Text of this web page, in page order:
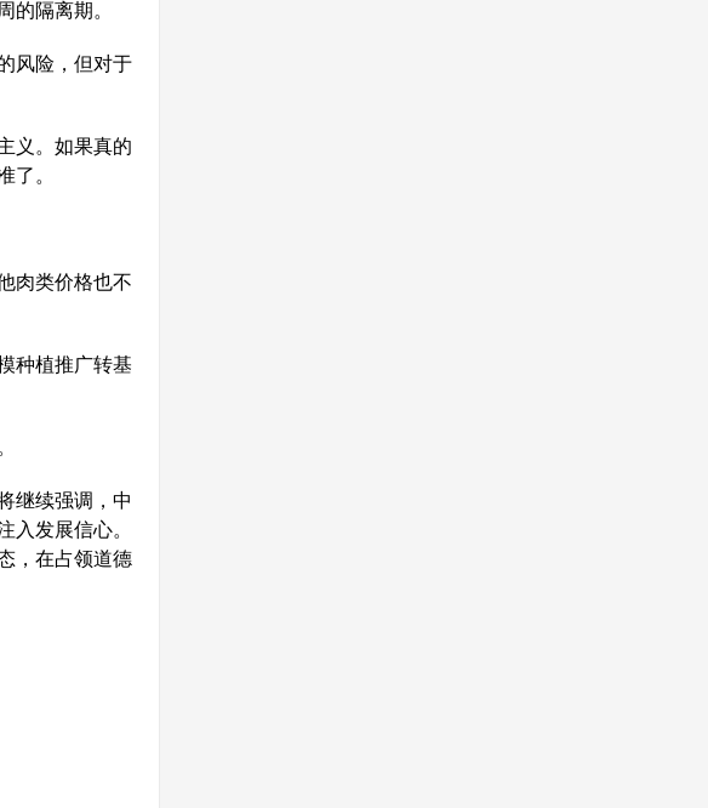
的隔离期。
风险，但对于
义。如果真的
了。
肉类价格也不
种植推广转基
继续强调，中
入发展信心。
，在占领道德